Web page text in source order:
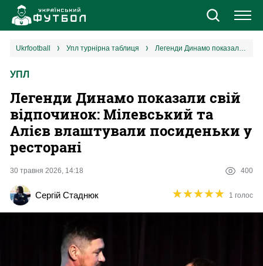
Новини
Єврокубки
УПЛ
Букмекери
ukrfootball упл турнірна таблиця Легенди Динамо показали свій відпочинок: Мілевський та Алієв влаштували посиденьки у ресторані
УПЛ
Легенди Динамо показали свій
відпочинок: Мілевський та
Алієв влаштували посиденьки у
ресторані
30 травня 2026, 14:18 400
Сергій Стаднюк ★★★★★
★★★★★ 1 голос